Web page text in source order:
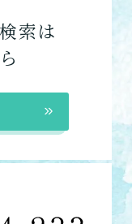
、それぞれ
わからな
ービスがあ
１～２、
判定を受
サービス
り住みた
で誰かの
すか？
てもらい
疑いはあ
？
索は